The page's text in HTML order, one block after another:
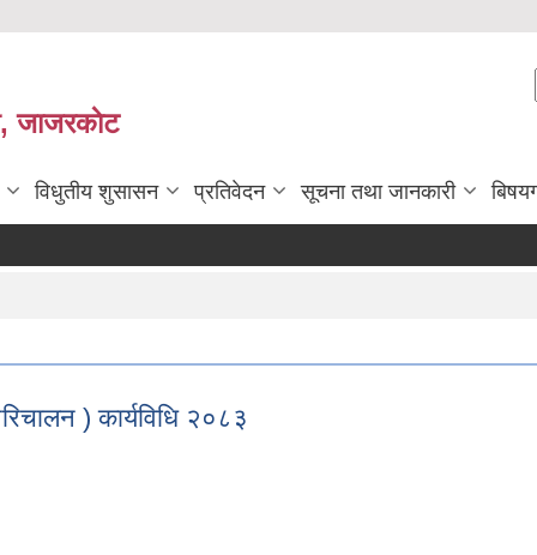
जाजरकाेट
विधुतीय शुसासन प्रतिवेदन सूचना तथा जानकारी
) कार्यविधि २०८३